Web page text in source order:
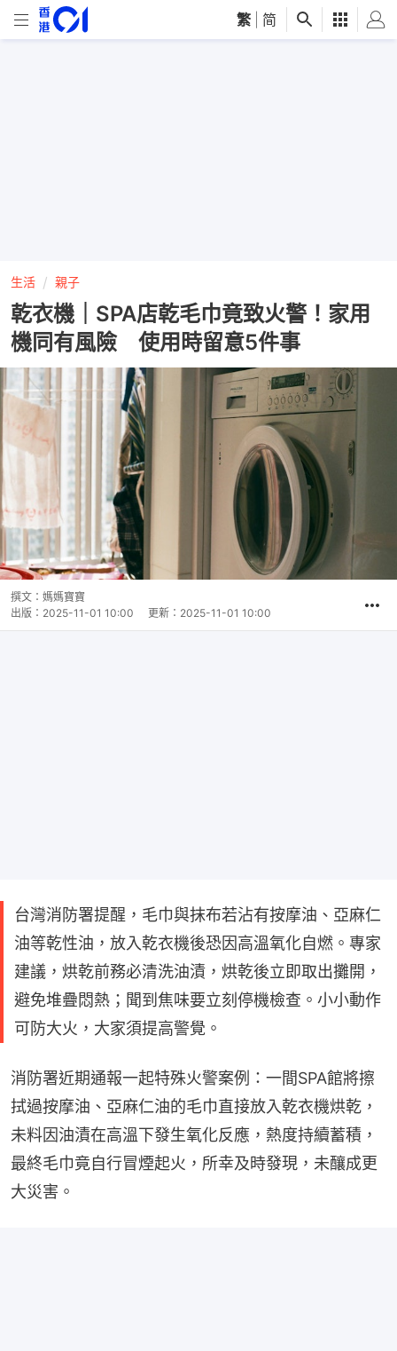
繁 简
生活 親子
乾衣機｜SPA店乾毛巾竟致火警！家用
機同有風險 使用時留意5件事
撰文： 媽媽寶寶
出版： 2025-11-01 10:00 更新： 2025-11-01 10:00
台灣消防署提醒，毛巾與抹布若沾有按摩油、亞麻仁
油等乾性油，放入乾衣機後恐因高溫氧化自燃。專家
建議，烘乾前務必清洗油漬，烘乾後立即取出攤開，
避免堆疊悶熱；聞到焦味要立刻停機檢查。小小動作
可防大火，大家須提高警覺。
消防署近期通報一起特殊火警案例：一間SPA館將擦
拭過按摩油、亞麻仁油的毛巾直接放入乾衣機烘乾，
未料因油漬在高溫下發生氧化反應，熱度持續蓄積，
最終毛巾竟自行冒煙起火，所幸及時發現，未釀成更
大災害。